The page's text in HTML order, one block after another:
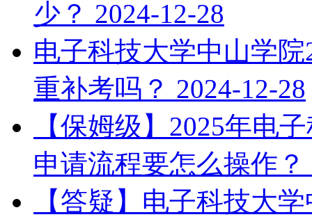
少？ 2024-12-28
电子科技大学中山学
重补考吗？ 2024-12-28
【保姆级】2025年电
申请流程要怎么操作？
【答疑】电子科技大